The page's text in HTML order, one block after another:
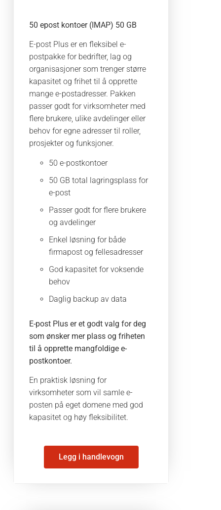
50 epost kontoer (IMAP) 50 GB
E-post Plus er en fleksibel e-
postpakke for bedrifter, lag og
organisasjoner som trenger større
kapasitet og frihet til å opprette
mange e-postadresser. Pakken
passer godt for virksomheter med
flere brukere, ulike avdelinger eller
behov for egne adresser til roller,
prosjekter og funksjoner.
50 e-postkontoer
50 GB total lagringsplass for
e-post
Passer godt for flere brukere
og avdelinger
Enkel løsning for både
firmapost og fellesadresser
God kapasitet for voksende
behov
Daglig backup av data
E-post Plus er et godt valg for deg
som ønsker mer plass og friheten
til å opprette mangfoldige e-
postkontoer.
En praktisk løsning for
virksomheter som vil samle e-
posten på eget domene med god
kapasitet og høy fleksibilitet.
Legg i handlevogn